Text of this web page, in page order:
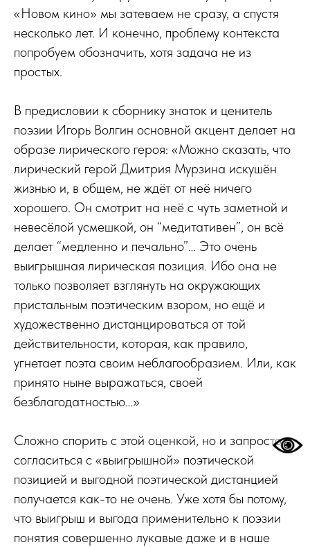
«Новом кино» мы затеваем не сразу, а спустя
несколько лет. И конечно, проблему контекста
попробуем обозначить, хотя задача не из
простых.
В предисловии к сборнику знаток и ценитель
поэзии Игорь Волгин основной акцент делает на
образе лирического героя: «Можно сказать, что
лирический герой Дмитрия Мурзина искушён
жизнью и, в общем, не ждёт от неё ничего
хорошего. Он смотрит на неё с чуть заметной и
невесёлой усмешкой, он “медитативен”, он всё
делает “медленно и печально”… Это очень
выигрышная лирическая позиция. Ибо она не
только позволяет взглянуть на окружающих
пристальным поэтическим взором, но ещё и
художественно дистанцироваться от той
действительности, которая, как правило,
угнетает поэта своим неблагообразием. Или, как
принято ныне выражаться, своей
безблагодатностью…»
Сложно спорить с этой оценкой, но и запросто
согласиться с «выигрышной» поэтической
позицией и выгодной поэтической дистанцией
получается как-то не очень. Уже хотя бы потому,
что выигрыш и выгода применительно к поэзии
понятия совершенно лукавые даже и в наше